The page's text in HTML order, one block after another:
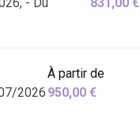
2026
À partir de
950,00 €